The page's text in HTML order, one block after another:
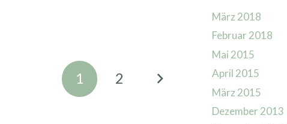
1 2
März 2018
Februar 2018
Mai 2015
April 2015
März 2015
Dezember 2013